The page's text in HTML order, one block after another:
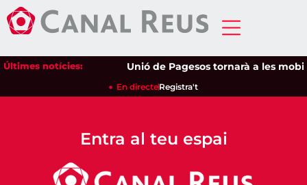
Últimes notícies: Unió de Pagesos tornarà a les
En directeRegistra't
Entra al teu espai